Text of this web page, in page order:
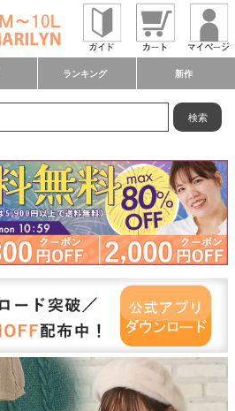
ランキング 新作
検索